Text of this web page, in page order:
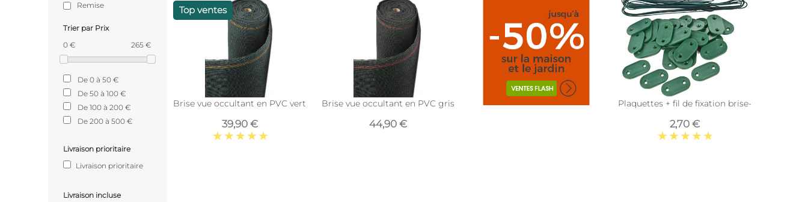
Remise
Trier par Prix
0 €
265 €
De 0 à 50 €
De 50 à 100 €
De 100 à 200 €
De 200 à 500 €
Livraison prioritaire
Livraison prioritaire
Livraison incluse
Top ventes
Brise vue occultant en PVC vert bronze (10 x 1 m)
39,90 €
Brise vue occultant en PVC gris anthracite (10 x 1 m)
44,90 €
Plaquettes + fil de fixation brise-vue et
2,70 €